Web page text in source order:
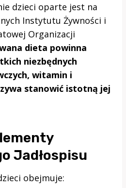
dzieci oparte jest na
Instytutu Żywności i
Organizacji
dieta powinna
niezbędnych
witamin i
stanowić istotną jej
Jadłospisu
obejmuje: